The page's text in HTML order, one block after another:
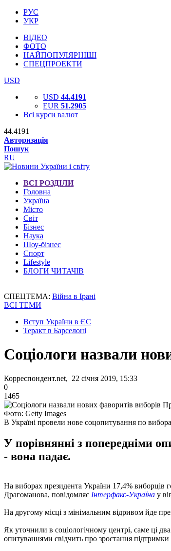
РУС
УКР
ВІДЕО
ФОТО
НАЙПОПУЛЯРНІШІ
СПЕЦПРОЕКТИ
USD
USD 44.4191
EUR 51.2905
Всі курси валют
44.4191
Авторизація
Пошук
RU
ВСІ РОЗДІЛИ
Головна
Україна
Місто
Світ
Бізнес
Наука
Шоу-бізнес
Спорт
Lifestyle
БЛОГИ ЧИТАЧІВ
СПЕЦТЕМА: Війна в Ірані
ВСІ ТЕМИ
Вступ України в ЄС
Теракт в Барселоні
Соціологи назвали
Корреспондент.net, 22 січня 2019, 15:33
0
1465
Фото: Getty Images
В Україні провели нове соцопитування по
У порівнянні з попередніми
- вона падає.
На виборах президента України 17,4% виборців
Драгоманова, повідомляє Інтерфакс-Україна у
На другому місці з мінімальним відривом йде
Як уточнили в соціологічному центрі, саме ці
опитуваннями свідчить про зростання